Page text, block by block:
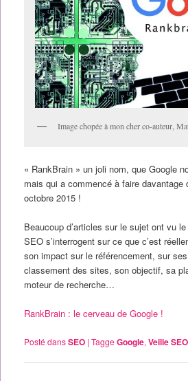
Image chopée à mon cher co-auteur,
« RankBrain » un joli nom, que Google
mais qui a commencé à faire davantage
octobre 2015 !
Beaucoup d’articles sur le sujet ont vu
SEO s’interrogent sur ce que c’est
son impact sur le référencement, sur
classement des sites, son objectif, sa
moteur de recherche…
RankBrain : le cerveau de Google !
Posté dansSEO | Tagge Google, Veille SEO